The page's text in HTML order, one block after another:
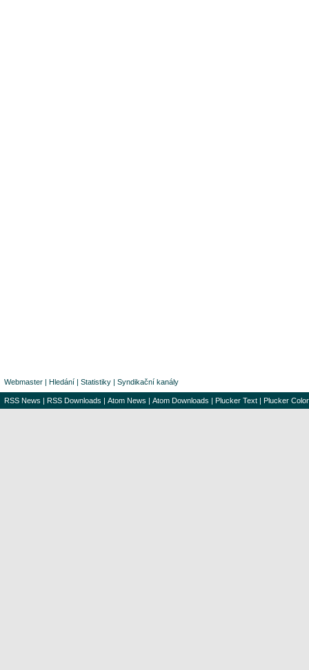
Webmaster | Hledání | Statistiky | Syndikační kanály
RSS News | RSS Downloads | Atom News | Atom Downloads | Plucker Text | Plucker Color